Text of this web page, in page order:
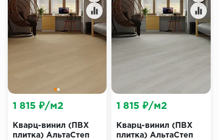
Кварц-винил (ПВХ
плитка) АльтаСтеп
1 815 ₽/м2
Кварц-винил (ПВХ
плитка) АльтаСтеп
1 815 ₽/м2